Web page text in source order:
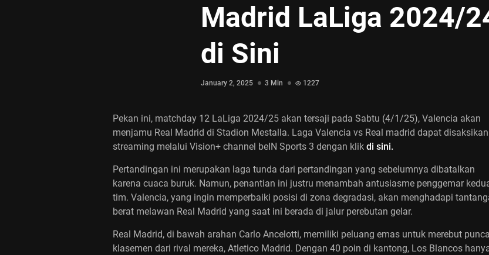
Madrid LaLiga 2024/
di Sini
January 2, 2025 3 Min 1227
Pekan ini, matchday 12 LaLiga 2024/25 akan tersaji pada Sabtu (4/1/25), Valencia akan
menjamu Real Madrid di Stadion Mestalla. Laga Valencia vs Real madrid dapat disaksikan
streaming melalui Vision+ channel beIN Sports 3 dengan klik di sini.
Pertandingan ini merupakan laga tunda dari pertandingan yang sebelumnya dibatalkan
karena cuaca buruk. Namun, penantian ini justru menambah antusiasme penggemar
tim. Valencia, yang ingin memperbaiki posisi di zona degradasi, akan menghadapi
berat melawan Real Madrid yang saat ini berada di jalur perebutan gelar.
Real Madrid, di bawah arahan Carlo Ancelotti, memiliki peluang emas untuk merebut
klasemen dari rival mereka, Atletico Madrid. Dengan 40 poin di kantong, Los Blancos